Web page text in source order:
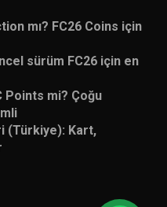
mı? FC26 Coins için
sürüm FC26 için en
Points mi? Çoğu
(Türkiye): Kart,